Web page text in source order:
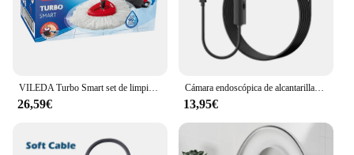
VILEDA Turbo Smart set de limpieza con fregona completa + cubo con escurridor
26,59€
Cámara endoscópica de alcantarillado controlada por vídeo, drenaje para Iphone 6, 8, IOS, teléfono móvil, coches, Android, tipo C, 5,5/8mm, 200MP
13,95€